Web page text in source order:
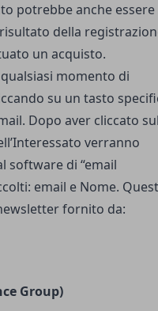
potrebbe anche essere
della
un acquisto.
momento di
su un tasto
Dopo aver cliccato
verranno
software di “email
email e Nome.
fornito da:
Group)